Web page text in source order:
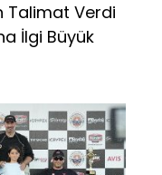
Talimat Verdi
İlgi Büyük